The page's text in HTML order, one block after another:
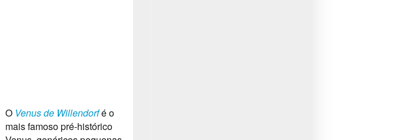
O Venus de Willendorfé o
mais famoso pré-histórico